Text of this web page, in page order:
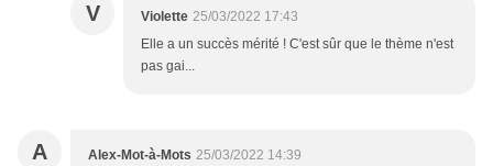
V Violette 25/03/2022 17:43
Elle a un succès mérité ! C'est sûr que le thème n'est
pas gai...
A Alex-Mot-à-Mots 25/03/2022 14:39